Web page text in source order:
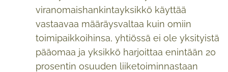
viranomaishankintayksikkö käyttää
vastaavaa määräysvaltaa kuin omiin
toimipaikkoihinsa, yhtiössä ei ole yksityistä
pääomaa ja yksikkö harjoittaa enintään 20
prosentin osuuden liiketoiminnastaan